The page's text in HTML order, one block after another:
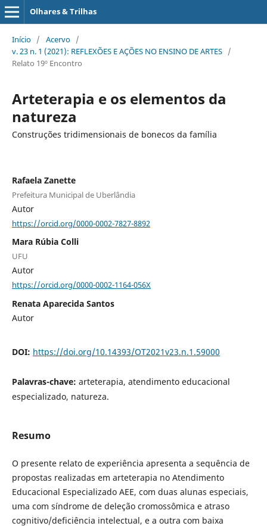
Olhares & Trilhas
Início / Acervo /
v. 23 n. 1 (2021): REFLEXÕES E AÇÕES NO ENSINO DE ARTES /
Relato 19º Encontro
Arteterapia e os elementos da
natureza
Construções tridimensionais de bonecos da família
Rafaela Zanette
Prefeitura Municipal de Uberlândia
Autor
https://orcid.org/0000-0002-7827-8892
Mara Rúbia Colli
UFU
Autor
https://orcid.org/0000-0002-1164-056X
Renata Aparecida Santos
Autor
DOI: https://doi.org/10.14393/OT2021v23.n.1.59000
Palavras-chave: arteterapia, atendimento educacional
especializado, natureza.
Resumo
O presente relato de experiência apresenta a sequência de
propostas realizadas em arteterapia no Atendimento
Educacional Especializado AEE, com duas alunas especiais,
uma com síndrome de deleção cromossômica e atraso
cognitivo/deficiência intelectual, e a outra com baixa